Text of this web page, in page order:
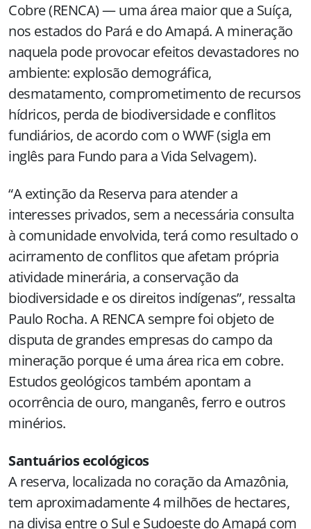
Cobre (RENCA) — uma área maior que a Suíça,
nos estados do Pará e do Amapá. A mineração
naquela pode provocar efeitos devastadores no
ambiente: explosão demográfica,
desmatamento, comprometimento de recursos
hídricos, perda de biodiversidade e conflitos
fundiários, de acordo com o WWF (sigla em
inglês para Fundo para a Vida Selvagem).
“A extinção da Reserva para atender a
interesses privados, sem a necessária consulta
à comunidade envolvida, terá como resultado o
acirramento de conflitos que afetam própria
atividade minerária, a conservação da
biodiversidade e os direitos indígenas”, ressalta
Paulo Rocha. A RENCA sempre foi objeto de
disputa de grandes empresas do campo da
mineração porque é uma área rica em cobre.
Estudos geológicos também apontam a
ocorrência de ouro, manganês, ferro e outros
minérios.
Santuários ecológicos
A reserva, localizada no coração da Amazônia,
tem aproximadamente 4 milhões de hectares,
na divisa entre o Sul e Sudoeste do Amapá com